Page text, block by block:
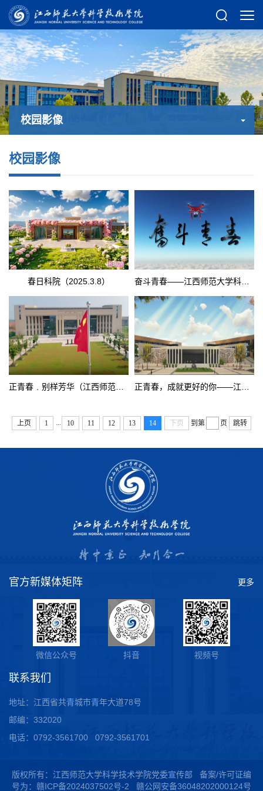
校园影像
校园影像
校园影像
春日科院（2025.3.8）
正青春﹒别样芳华（江西师范大学科学技术学院2018年招生宣传片） 正青春，成就更好的你——江西师范大学科学技术学院2017年招生宣传片
上页 1 ... 10 11 12 13 14 下页 到第 页 跳转
官方新媒体矩阵 更多
微信公众号 抖音 视频号
联系我们
地址：江西省共青城市青年大道78号
邮编：332020
电话：0792-3561700 0792-3561701
版权所有：江西师范大学科学技术学院党委宣传部 备案/许可证编
号为： 赣ICP备2024037502号-2 赣公网安备36048202000124号